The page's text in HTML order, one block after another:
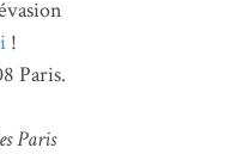
!
Paris.
Paris